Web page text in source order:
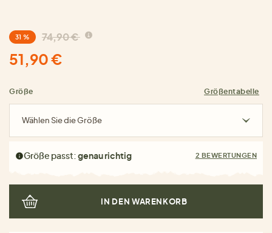
31 % 74,90 €
51,90 €
Größe Größentabelle
Wählen Sie die Größe
Größe passt:genau richtig 2 BEWERTUNGEN
IN DEN WARENKORB